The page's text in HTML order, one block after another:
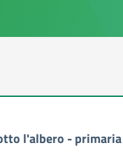
l'albero - primaria